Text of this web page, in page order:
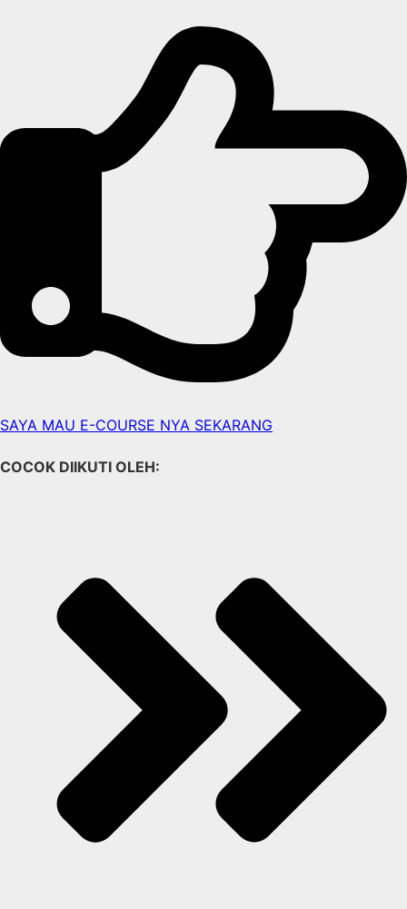
SAYA MAU E-COURSE NYA SEKARANG
COCOK DIIKUTI OLEH: